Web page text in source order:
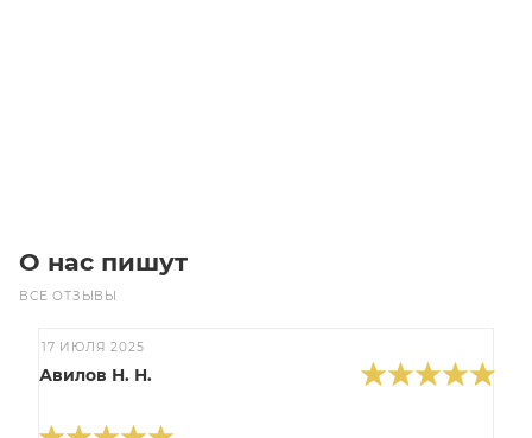
О нас пишут
ВСЕ ОТЗЫВЫ
17 ИЮЛЯ 2025
Авилов Н. Н.